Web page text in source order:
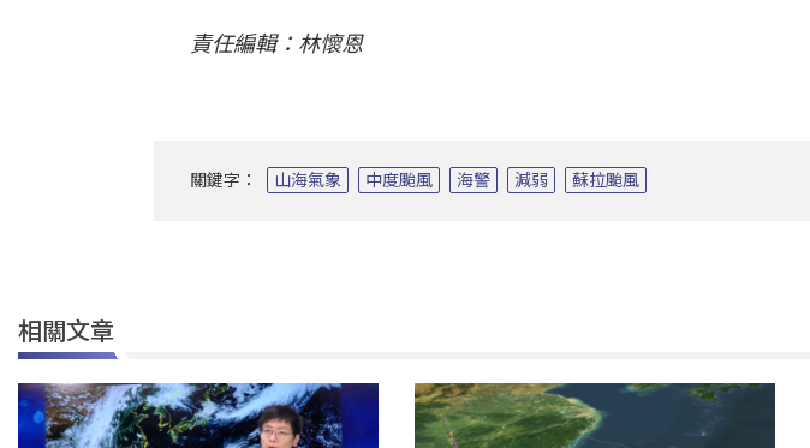
責任編輯：林懷恩
關鍵字： 山海氣象 中度颱風 海警 減弱 蘇拉颱風
相關文章